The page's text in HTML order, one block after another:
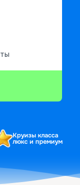
Круизы класса
люкс и премиум